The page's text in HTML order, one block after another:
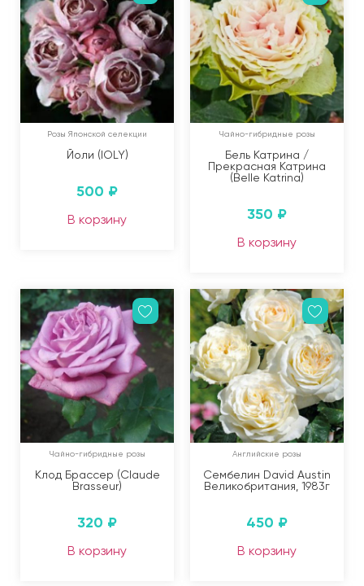
Розы Японской селекции
Йоли (IOLY)
500 ₽
В корзину
Чайно-гибридные розы
Бель Катрина /
Прекрасная Катрина
(Belle Katrina)
350 ₽
В корзину
Чайно-гибридные розы
Клод Брассер (Claude
Brasseur)
320 ₽
В корзину
Английские розы
Сембелин David Austin
Великобритания, 1983г
450 ₽
В корзину